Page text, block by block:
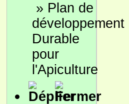
» Plan de
développement
Durable
pour
l'Apiculture